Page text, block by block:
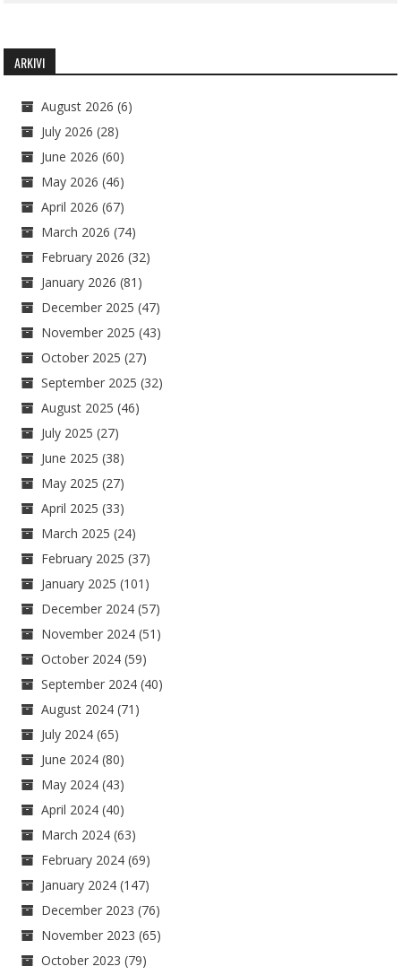
ARKIVI
August 2026 (6)
July 2026 (28)
June 2026 (60)
May 2026 (46)
April 2026 (67)
March 2026 (74)
February 2026 (32)
January 2026 (81)
December 2025 (47)
November 2025 (43)
October 2025 (27)
September 2025 (32)
August 2025 (46)
July 2025 (27)
June 2025 (38)
May 2025 (27)
April 2025 (33)
March 2025 (24)
February 2025 (37)
January 2025 (101)
December 2024 (57)
November 2024 (51)
October 2024 (59)
September 2024 (40)
August 2024 (71)
July 2024 (65)
June 2024 (80)
May 2024 (43)
April 2024 (40)
March 2024 (63)
February 2024 (69)
January 2024 (147)
December 2023 (76)
November 2023 (65)
October 2023 (79)